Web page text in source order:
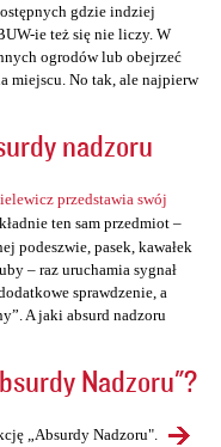
gdzie indziej
ie też się nie liczy. W
ogrodów lub obejrzeć
miejscu. No tak, ale najpierw
nadzoru
przedstawia swój
ten sam przedmiot –
podeszwie, pasek, kawałek
– raz uruchamia sygnał
sprawdzenie, a
A jaki absurd nadzoru
Nadzoru"?
„Absurdy Nadzoru".